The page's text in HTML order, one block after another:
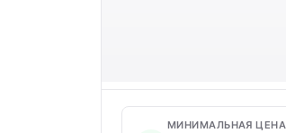
МИНИМАЛЬНАЯ ЦЕНА